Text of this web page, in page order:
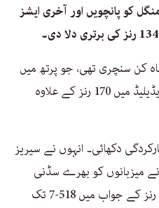
کو منگل کو پانچویں اور آخری ایشز
کن سنچری تھی، جو پرتھ میں
ان کے شاندار میچ وننگ 123 اور ایڈیلیڈ میں 170 رنز کے علاوہ
دکھائی۔ انہوں نے سیریز
میزبانوں کو بھرے سڈنی
کرکٹ گراؤنڈ میں انگلینڈ کے 384 رنز کے جواب میں 518-7 تک